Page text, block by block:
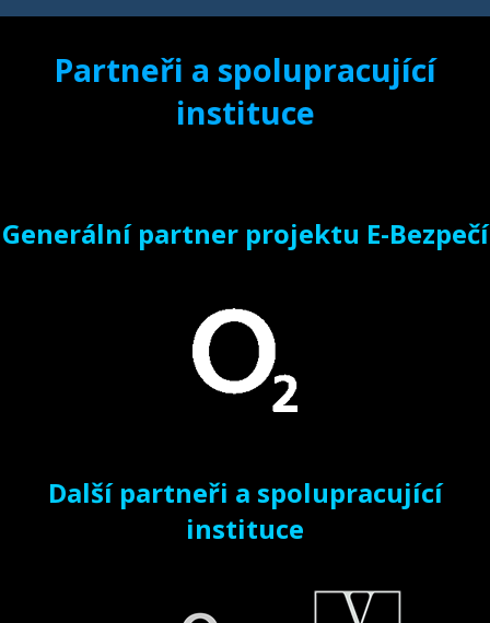
Partneři a spolupracující
instituce
Generální partner projektu E-Bezpečí
Další partneři a spolupracující
instituce